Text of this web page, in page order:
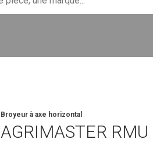
AGRIMASTER
Broyeur à axe horizontal